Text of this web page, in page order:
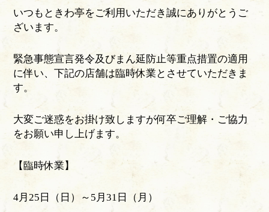
いつもときわ亭をご利用いただき誠にありがとうご
ざいます。
緊急事態宣言発令及びまん延防止等重点措置の適用
に伴い、下記の店舗は臨時休業とさせていただきま
す。
大変ご迷惑をお掛け致しますが何卒ご理解・ご協力
をお願い申し上げます。
【臨時休業】
4月25日（日）～5月31日（月）